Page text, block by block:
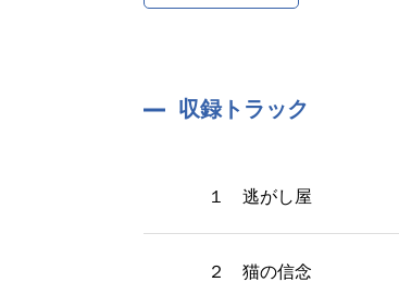
収録トラック
１ 逃がし屋
２ 猫の信念